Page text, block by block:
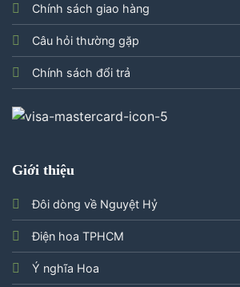
Chính sách giao hàng
Câu hỏi thường gặp
Chính sách đổi trả
Giới thiệu
Đôi dòng về Nguyệt Hỷ
Điện hoa TPHCM
Ý nghĩa Hoa